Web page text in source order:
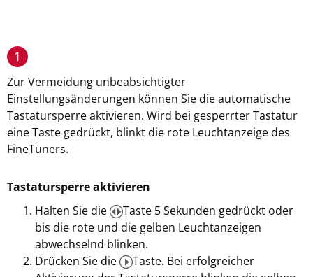
1
Zur Vermeidung unbeabsichtigter
Einstellungsänderungen können Sie die automatische
Tastatursperre aktivieren. Wird bei gesperrter Tastatur
eine Taste gedrückt, blinkt die rote Leuchtanzeige des
FineTuners.
Tastatursperre aktivieren
Halten Sie die
Taste 5 Sekunden gedrückt oder
bis die rote und die gelben Leuchtanzeigen
abwechselnd blinken.
Drücken Sie die
Taste. Bei erfolgreicher